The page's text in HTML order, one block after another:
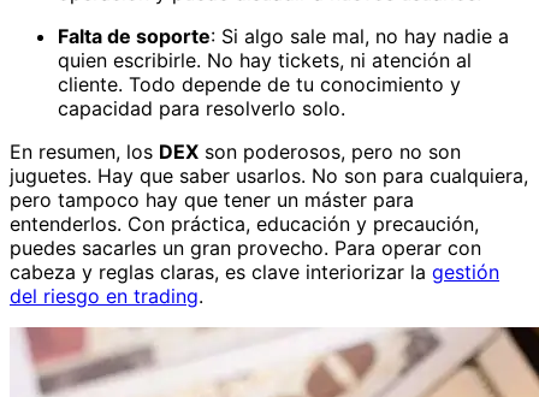
Falta de soporte: Si algo sale mal, no hay nadie a
quien escribirle. No hay tickets, ni atención al
cliente. Todo depende de tu conocimiento y
capacidad para resolverlo solo.
En resumen, los DEX son poderosos, pero no son
juguetes. Hay que saber usarlos. No son para cualquiera,
pero tampoco hay que tener un máster para
entenderlos. Con práctica, educación y precaución,
puedes sacarles un gran provecho. Para operar con
cabeza y reglas claras, es clave interiorizar la gestión
del riesgo en trading.